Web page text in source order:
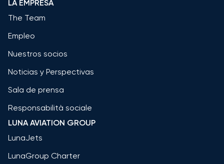
LA EMPRESA
The Team
Empleo
Nuestros socios
Noticias y Perspectivas
Sala de prensa
Responsabilità sociale
LUNA AVIATION GROUP
LunaJets
LunaGroup Charter